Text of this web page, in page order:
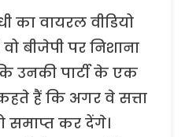
का वायरल वीडियो
बीजेपी पर निशाना
उनकी पार्टी के एक
हैं कि अगर वे सत्ता
समाप्त कर देंगे।